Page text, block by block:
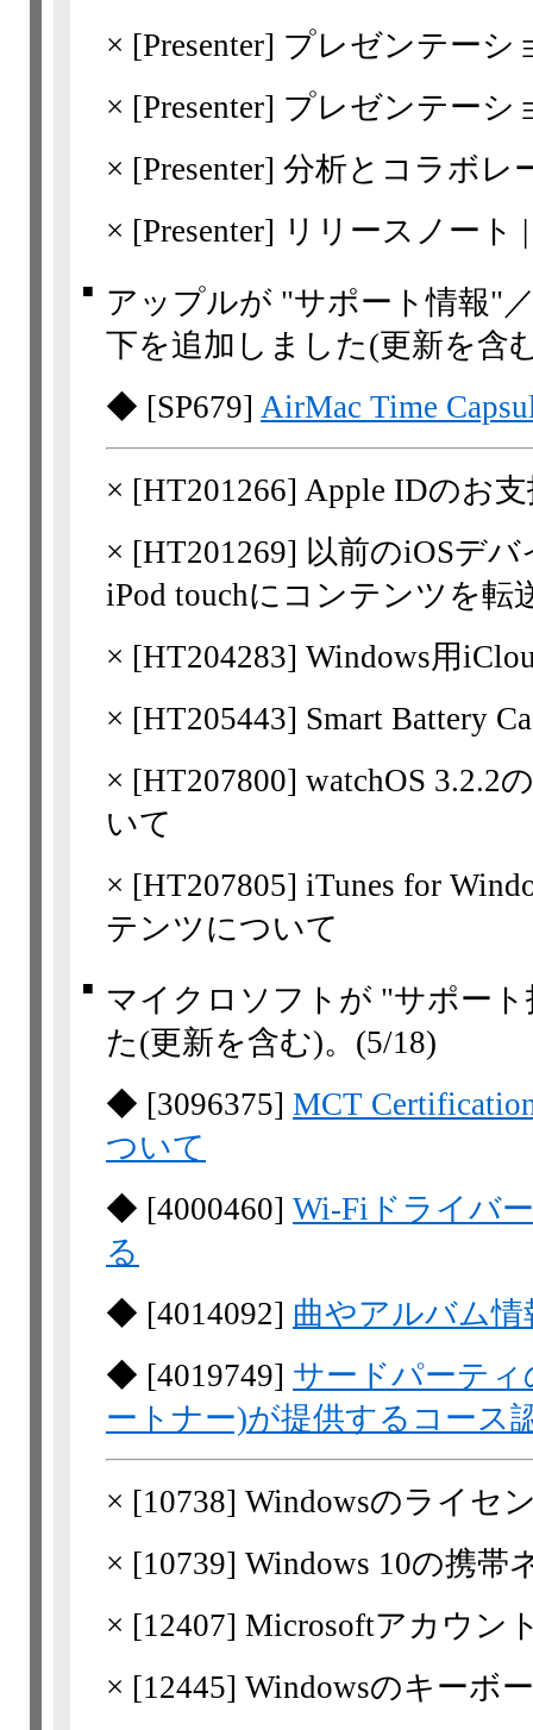
× [Presenter] プレゼンテーシ
× [Presenter] プレゼンテーシ
× [Presenter] 分析とコラボレ
× [Presenter] リリースノート |
■
アップルが "サポート情報"
下を追加しました(更新を含
◆ [SP679] AirMac Time
× [HT201266] Apple IDのお
× [HT201269] 以前のiOSデバ
iPod touchにコンテンツを転
× [HT204283] Windows用
× [HT205443] Smart Battery
× [HT207800] watchOS 3.2.2
いて
× [HT207805] iTunes for
テンツについて
■
マイクロソフトが "サポー
た(更新を含む)。 (5/18)
◆ [3096375] MCT
ついて
◆ [4000460] Wi-Fiドライバ
る
◆ [4014092] 曲やアルバム情
◆ [4019749] サードパーテ
ートナー)が提供するコース
× [10738] Windowsのライセ
× [10739] Windows 10の携帯
× [12407] Microsoftアカウン
× [12445] Windowsのキーボ